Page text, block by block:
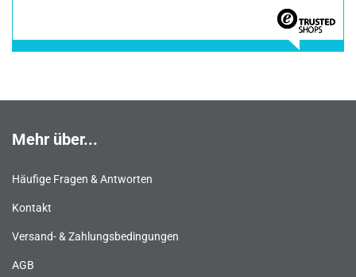
Mehr über...
Häufige Fragen & Antworten
Kontakt
Versand- & Zahlungsbedingungen
AGB